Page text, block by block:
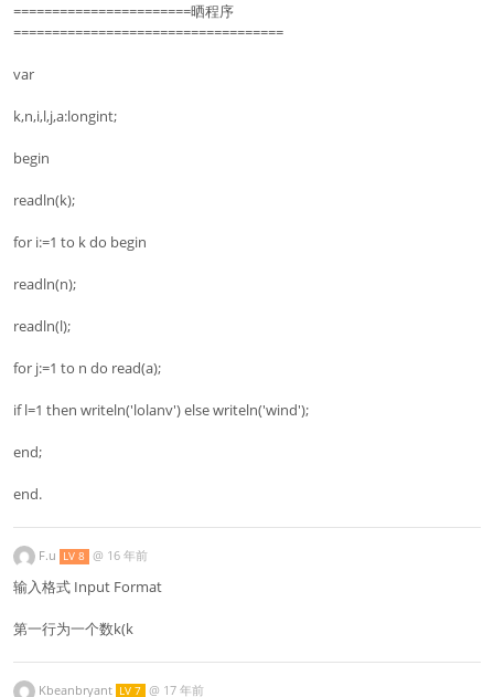
=======================晒程序
===================================
var
k,n,i,l,j,a:longint;
begin
readln(k);
for i:=1 to k do begin
readln(n);
readln(l);
for j:=1 to n do read(a);
if l=1 then writeln('lolanv') else writeln('wind');
end;
end.
F.u LV 8 @ 16 年前
输入格式 Input Format
第一行为一个数k(k
Kbeanbryant LV 7 @ 17 年前